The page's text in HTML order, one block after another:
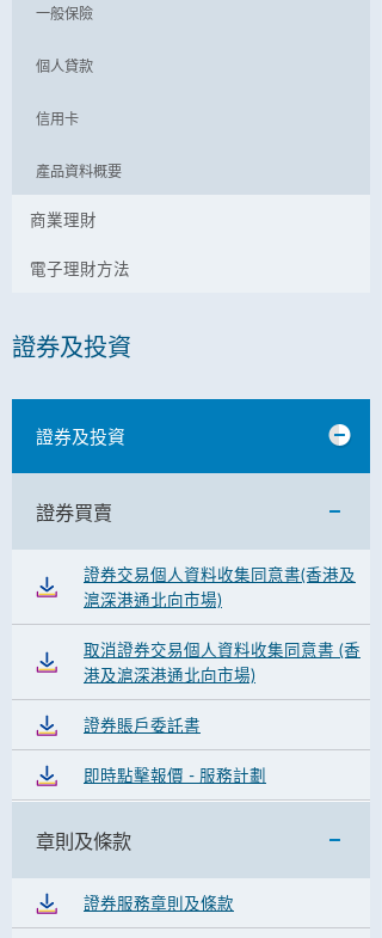
一般保險
個人貸款
信用卡
產品資料概要
商業理財
電子理財方法
證券及投資
證券及投資
證券買賣
證券交易個人資料收集同意書(香港及
滬深港通北向市場)
取消證券交易個人資料收集同意書 (香
港及滬深港通北向市場)
證券賬戶委託書
即時點擊報價 - 服務計劃
章則及條款
證券服務章則及條款